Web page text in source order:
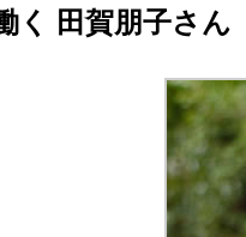
く 田賀朋子さん